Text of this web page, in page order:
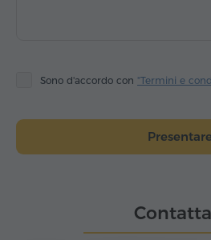
Sono d'accordo con "Termini e
Presentare